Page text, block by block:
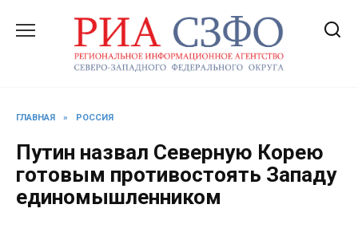
содержанию
ГЛАВНАЯ » РОССИЯ
Путин назвал Северную Корею
готовым противостоять Западу
единомышленником